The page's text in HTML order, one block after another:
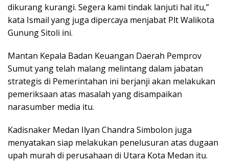
dikurang kurangi. Segera kami tindak lanjuti hal itu,”
kata Ismail yang juga dipercaya menjabat Plt Walikota
Gunung Sitoli ini.
Mantan Kepala Badan Keuangan Daerah Pemprov
Sumut yang telah malang melintang dalam jabatan
strategis di Pemerintahan ini berjanji akan melakukan
pemeriksaan atas masalah yang disampaikan
narasumber media itu.
Kadisnaker Medan Ilyan Chandra Simbolon juga
menyatakan siap melakukan penelusuran atas dugaan
upah murah di perusahaan di Utara Kota Medan itu.